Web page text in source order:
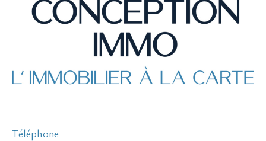
Téléphone